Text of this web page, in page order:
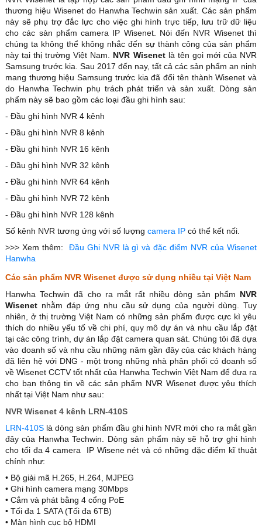
thương hiệu Wisenet do Hanwha Techwin sản xuất. Các sản phẩm
này sẽ phụ trợ đắc lực cho việc ghi hình trực tiếp, lưu trữ dữ liệu
cho các sản phẩm camera IP Wisenet. Nói đến NVR Wisenet thì
chúng ta không thể không nhắc đến sự thành công của sản phẩm
này tại thị trường Việt Nam. NVR Wisenet là tên gọi mới của NVR
Samsung trước kia. Sau 2017 đến nay, tất cả các sản phẩm an ninh
mang thương hiệu Samsung trước kia đã đổi tên thành Wisenet và
do Hanwha Techwin phụ trách phát triển và sản xuất. Dòng sản
phẩm này sẽ bao gồm các loại đầu ghi hình sau:
- Đầu ghi hình NVR 4 kênh
- Đầu ghi hình NVR 8 kênh
- Đầu ghi hình NVR 16 kênh
- Đầu ghi hình NVR 32 kênh
- Đầu ghi hình NVR 64 kênh
- Đầu ghi hình NVR 72 kênh
- Đầu ghi hình NVR 128 kênh
Số kênh NVR tương ứng với số lượng camera IP có thể kết nối.
>>> Xem thêm: Đầu Ghi NVR là gì và đặc điểm NVR của Wisenet
Hanwha
Các sản phẩm NVR Wisenet được sử dụng nhiều tại Việt Nam
Hanwha Techwin đã cho ra mắt rất nhiều dòng sản phẩm NVR
Wisenet nhằm đáp ứng nhu cầu sử dụng của người dùng. Tuy
nhiên, ở thị trường Việt Nam có những sản phẩm được cực kì yêu
thích do nhiều yếu tố về chi phí, quy mô dự án và nhu cầu lắp đặt
tại các công trình, dự án lắp đặt camera quan sát. Chúng tôi đã dựa
vào doanh số và nhu cầu những năm gần đây của các khách hàng
đã liên hệ với DNG - một trong những nhà phân phối có doanh số
về Wisenet CCTV tốt nhất của Hanwha Techwin Việt Nam để đưa ra
cho bạn thông tin về các sản phẩm NVR Wisenet được yêu thích
nhất tại Việt Nam như sau:
NVR Wisenet 4 kênh LRN-410S
LRN-410S là dòng sản phẩm đầu ghi hình NVR mới cho ra mắt gần
đây của Hanwha Techwin. Dòng sản phẩm này sẽ hỗ trợ ghi hình
cho tối đa 4 camera IP Wisene nét và có những đặc điểm kĩ thuật
chính như:
• Bộ giải mã H.265, H.264, MJPEG
• Ghi hình camera mạng 30Mbps
• Cắm và phát bằng 4 cổng PoE
• Tối đa 1 SATA (Tối đa 6TB)
• Màn hình cục bộ HDMI